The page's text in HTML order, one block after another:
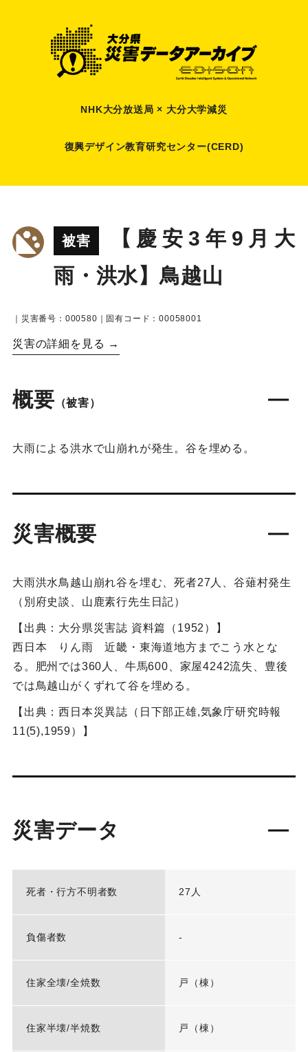
NHK大分放送局 × 大分大学減災
復興デザイン教育研究センター(CERD)
被害
【慶安3年9月大
雨・洪水】鳥越山
｜災害番号：000580｜固有コード：00058001
災害の詳細を見る →
概要 （被害）
大雨による洪水で山崩れが発生。谷を埋める。
災害概要
大雨洪水鳥越山崩れ谷を埋む、死者27人、谷薙村発生
（別府史談、山鹿素行先生日記）
【出典：大分県災害誌 資料篇（1952）】
西日本 りん雨 近畿・東海道地方までこう水とな
る。肥州では360人、牛馬600、家屋4242流失、豊後
では鳥越山がくずれて谷を埋める。
【出典：西日本災異誌（日下部正雄,気象庁研究時報
11(5),1959）】
災害データ
死者・行方不明者数 27人
負傷者数 -
住家全壊/全焼数 戸（棟）
住家半壊/半焼数 戸（棟）